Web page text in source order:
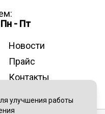
Пн - Пт
Новости
Прайс
Контакты
улучшения работы